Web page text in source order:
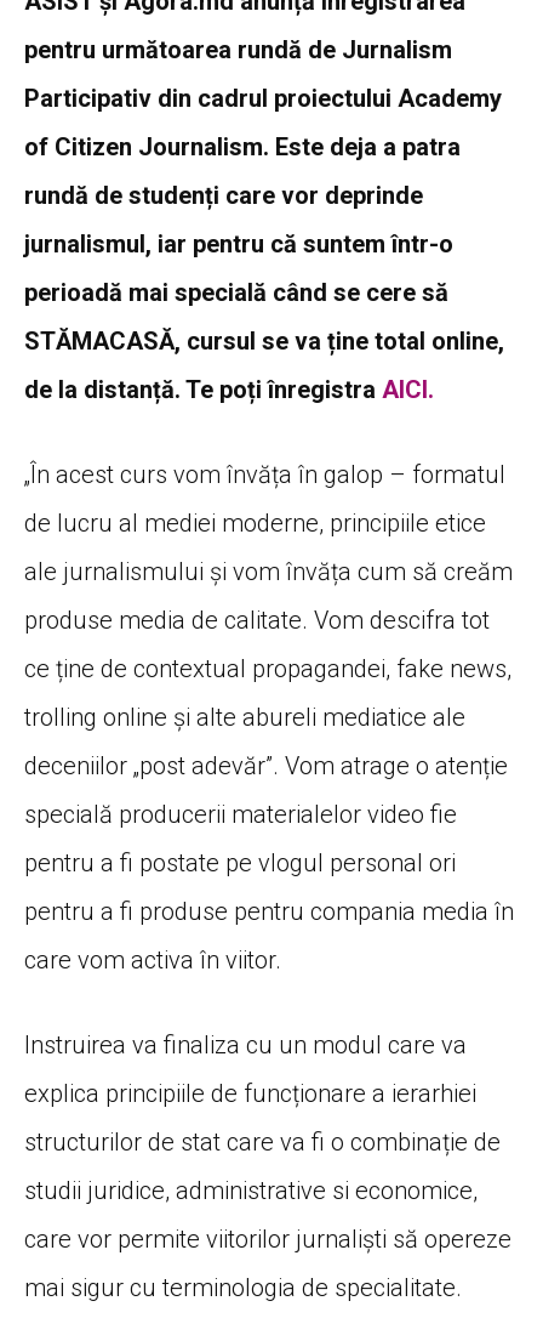
pentru următoarea rundă de Jurnalism
Participativ din cadrul proiectului Academy
of Citizen Journalism. Este deja a patra
rundă de studenți care vor deprinde
jurnalismul, iar pentru că suntem într-o
perioadă mai specială când se cere să
STĂMACASĂ, cursul se va ține total online,
de la distanță. Te poți înregistra AICI.
„În acest curs vom învăța în galop – formatul
de lucru al mediei moderne, principiile etice
ale jurnalismului și vom învăța cum să creăm
produse media de calitate. Vom descifra tot
ce ține de contextual propagandei, fake news,
trolling online și alte abureli mediatice ale
deceniilor „post adevăr”. Vom atrage o atenție
specială producerii materialelor video fie
pentru a fi postate pe vlogul personal ori
pentru a fi produse pentru compania media în
care vom activa în viitor.
Instruirea va finaliza cu un modul care va
explica principiile de funcționare a ierarhiei
structurilor de stat care va fi o combinație de
studii juridice, administrative si economice,
care vor permite viitorilor jurnaliști să opereze
mai sigur cu terminologia de specialitate.